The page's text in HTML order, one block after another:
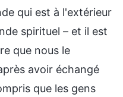
qui est à l'extérieur
spirituel – et il est
que nous le
avoir échangé
que les gens